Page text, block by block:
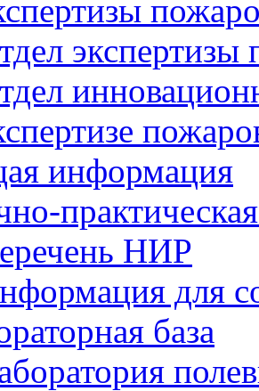
экспертизы
информация
НИР
для
база